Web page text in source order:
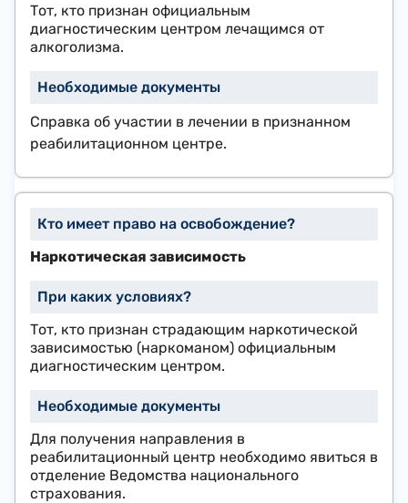
Тот, кто признан официальным
диагностическим центром лечащимся от
алкоголизма.
Справка об участии в лечении в признанном
реабилитационном центре.
Наркотическая зависимость
Тот, кто признан страдающим наркотической
зависимостью (наркоманом) официальным
диагностическим центром.
Для получения направления в
реабилитационный центр необходимо явиться в
отделение Ведомства национального
страхования.